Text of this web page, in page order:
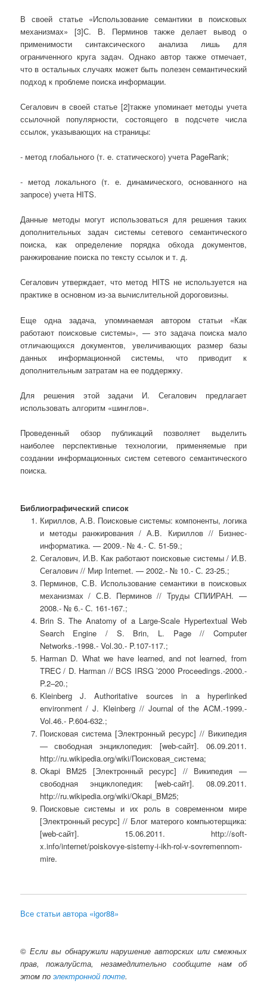
В своей статье «Использование семантики в поисковых
механизмах» [3]С. В. Перминов также делает вывод о
применимости синтаксического анализа лишь для
ограниченного круга задач. Однако автор также отмечает,
что в остальных случаях может быть полезен семантический
подход к проблеме поиска информации.
Сегалович в своей статье [2]также упоминает методы учета
ссылочной популярности, состоящего в подсчете числа
ссылок, указывающих на страницы:
- метод глобального (т. е. статического) учета PageRank;
- метод локального (т. е. динамического, основанного на
запросе) учета HITS.
Данные методы могут использоваться для решения таких
дополнительных задач системы сетевого семантического
поиска, как определение порядка обхода документов,
ранжирование поиска по тексту ссылок и т. д.
Сегалович утверждает, что метод HITS не используется на
практике в основном из-за вычислительной дороговизны.
Еще одна задача, упоминаемая автором статьи «Как
работают поисковые системы», — это задача поиска мало
отличающихся документов, увеличивающих размер базы
данных информационной системы, что приводит к
дополнительным затратам на ее поддержку.
Для решения этой задачи И. Сегалович предлагает
использовать алгоритм «шинглов».
Проведенный обзор публикаций позволяет выделить
наиболее перспективные технологии, применяемые при
создании информационных систем сетевого семантического
поиска.
Библиографический список
Кириллов, А.В. Поисковые системы: компоненты, логика
и методы ранжирования / А.В. Кириллов // Бизнес-
информатика. — 2009.- № 4.- С. 51-59.;
Сегалович, И.В. Как работают поисковые системы / И.В.
Сегалович // Мир Internet. — 2002.- № 10.- С. 23-25.;
Перминов, С.В. Использование семантики в поисковых
механизмах / С.В. Перминов // Труды СПИИРАН. —
2008.- № 6.- С. 161-167.;
Brin S. The Anatomy of a Large-Scale Hypertextual Web
Search Engine / S. Brin, L. Page // Computer
Networks.-1998.- Vol.30.- P.107-117.;
Harman D. What we have learned, and not learned, from
TREC / D. Harman // BCS IRSG ’2000 Proceedings.-2000.-
P.2–20.;
Kleinberg J. Authoritative sources in a hyperlinked
environment / J. Kleinberg // Journal of the ACM.-1999.-
Vol.46.- P.604-632.;
Поисковая система [Электронный ресурс] // Википедия
— свободная энциклопедия: [web-сайт]. 06.09.2011.
http://ru.wikipedia.org/wiki/Поисковая_система;
Okapi BM25 [Электронный ресурс] // Википедия —
свободная энциклопедия: [web-сайт]. 08.09.2011.
http://ru.wikipedia.org/wiki/Okapi_BM25;
Поисковые системы и их роль в современном мире
[Электронный ресурс] // Блог матерого компьютерщика:
[web-сайт]. 15.06.2011. http://soft-
x.info/internet/poiskovye-sistemy-i-ikh-rol-v-sovremennom-
mire.
Все статьи автора «igor88»
© Если вы обнаружили нарушение авторских или смежных
прав, пожалуйста, незамедлительно сообщите нам об
этом поэлектронной почте.